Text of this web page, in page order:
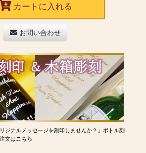
カートに入れる
お問い合わせ
ジナルメッセージを刻印しませんか？」ボトル刻
文はこちら